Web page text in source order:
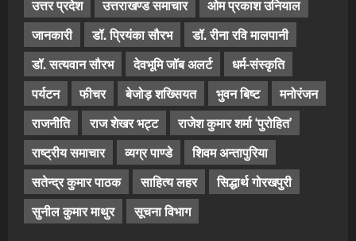
उत्तर प्रदेश
उत्तराखण्ड समाचार
ओम प्रकाश उनियाल
जानकारी
डॉ. प्रियंका सौरभ
डॉ. रीना रवि मालपानी
डॉ. सत्यवान सौरभ
देवभूमि जॉब अलर्ट
धर्म-संस्कृति
पर्यटन
फीचर बेजोड़ शख्सियत भुवन बिष्ट
मनोरंजन
राजनीति
राज शेखर भट्ट
राजेश कुमार शर्मा ‘पुरोहित’
राष्ट्रीय समाचार
व्यग्र पाण्डे
शिवम अन्तापुरिया
सतेन्द्र कुमार पाठक
साहित्य लहर
सिद्धार्थ गोरखपुरी
सुनील कुमार माथुर
सूचना विभाग